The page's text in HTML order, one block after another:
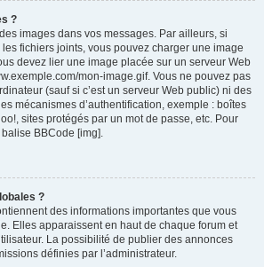
?
images dans vos messages. Par ailleurs, si
fichiers joints, vous pouvez charger une image
devez lier une image placée sur un serveur Web
mon-image.gif. Vous ne pouvez pas
(sauf si c’est un serveur Web public) ni des
mécanismes d’authentification, exemple : boîtes
sites protégés par un mot de passe, etc. Pour
BBCode [img].
?
des informations importantes que vous
Elles apparaissent en haut de chaque forum et
La possibilité de publier des annonces
définies par l’administrateur.